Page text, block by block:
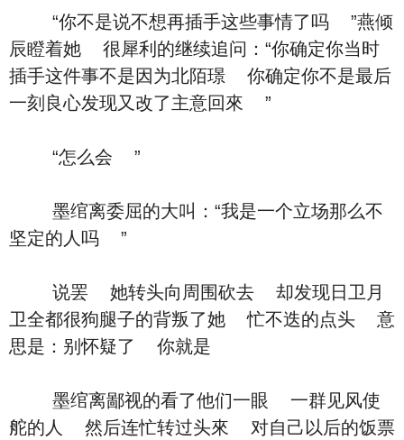
“你不是说不想再插手这些事情了吗 ”燕倾
辰瞪着她 很犀利的继续追问：“你确定你当时
插手这件事不是因为北陌璟 你确定你不是最后
一刻良心发现又改了主意回來 ”
“怎么会 ”
墨绾离委屈的大叫：“我是一个立场那么不
坚定的人吗 ”
说罢 她转头向周围砍去 却发现日卫月
卫全都很狗腿子的背叛了她 忙不迭的点头 意
思是：别怀疑了 你就是
墨绾离鄙视的看了他们一眼 一群见风使
舵的人 然后连忙转过头來 对自己以后的饭票